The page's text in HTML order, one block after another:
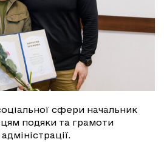
сфери начальник
подяки та грамоти